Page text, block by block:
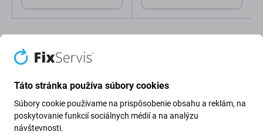
Popis a špecifikácia Kvalita Doprava a vrátenie Recenzie (2)
Táto stránka používa súbory cookies
Súbory cookie používame na prispôsobenie obsahu a reklám, na
poskytovanie funkcií sociálnych médií a na analýzu
návštevnosti.